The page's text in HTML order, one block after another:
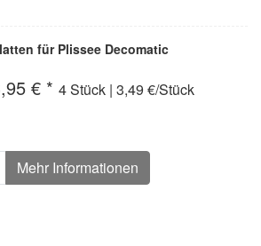
für Plissee Decomatic
€ * 4 Stück | 3,49 €/Stück
Mehr Informationen